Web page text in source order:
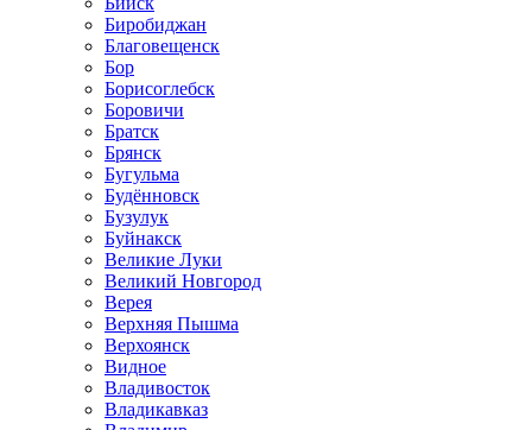
Биробиджан
Благовещенск
Бор
Борисоглебск
Боровичи
Братск
Брянск
Бугульма
Будённовск
Бузулук
Буйнакск
Великие Луки
Великий Новгород
Верея
Верхняя Пышма
Верхоянск
Видное
Владивосток
Владикавказ